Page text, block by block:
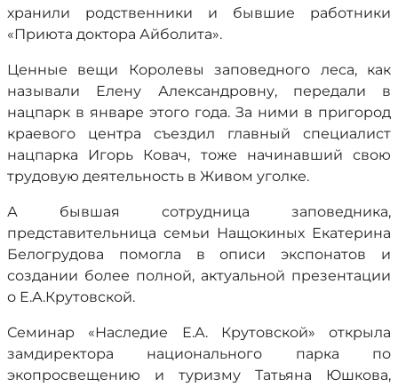
хранили родственники и бывшие работники
«Приюта доктора Айболита».
Ценные вещи Королевы заповедного леса, как
называли Елену Александровну, передали в
нацпарк в январе этого года. За ними в пригород
краевого центра съездил главный специалист
нацпарка Игорь Ковач, тоже начинавший свою
трудовую деятельность в Живом уголке.
А бывшая сотрудница заповедника,
представительница семьи Нащокиных Екатерина
Белогрудова помогла в описи экспонатов и
создании более полной, актуальной презентации
о Е.А.Крутовской.
Семинар «Наследие Е.А. Крутовской» открыла
замдиректора национального парка по
экопросвещению и туризму Татьяна Юшкова,